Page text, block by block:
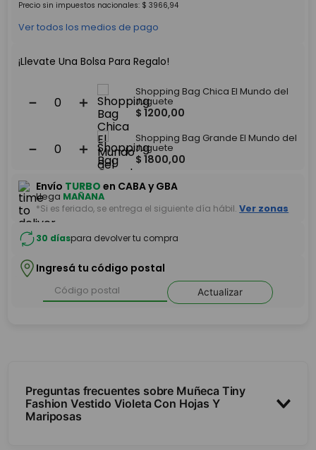
Precio sin impuestos nacionales: $ 3966,94
Ver todos los medios de pago
¡Llevate Una Bolsa Para Regalo!
＋
－
Shopping Bag Chica El Mundo del
Juguete
$ 1200,00
＋
－
Shopping Bag Grande El Mundo del
Juguete
$ 1800,00
Envío TURBO en CABA y GBA
Llega MAÑANA
*Si es feriado, se entrega el siguiente día hábil. Ver zonas
30 díaspara devolver tu compra
Ingresá tu código postal
Actualizar
Preguntas frecuentes sobre Muñeca Tiny
Fashion Vestido Violeta Con Hojas Y
Mariposas